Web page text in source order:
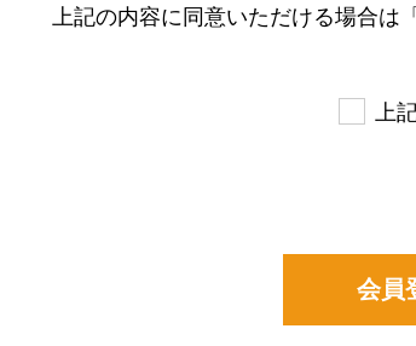
会員が登録した情報は会員自らがその内
会員は自らの意思及び責任を持ってプリ
会員は以下の行為を行なわないものとします｡
上記の内容に同意いただける場合は
上